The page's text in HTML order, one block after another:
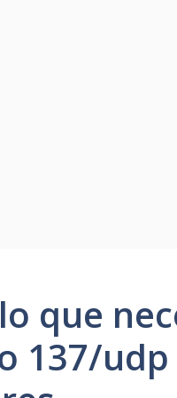
que
137/udp